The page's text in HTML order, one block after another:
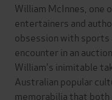
William McInnes,
entertainers and
obsession with sports
encounter in an
William's inimitable
Australian popular
memorabilia that